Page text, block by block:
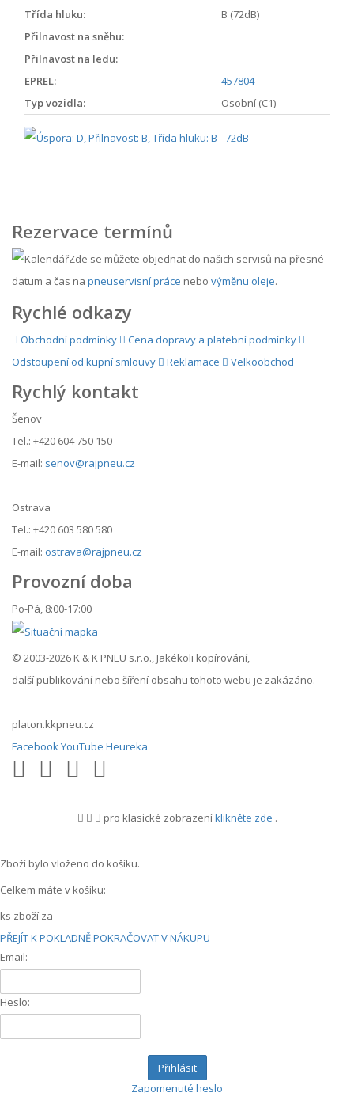
Třída hluku:
B (72dB)
Přilnavost na sněhu:
Přilnavost na ledu:
EPREL:
457804
Typ vozidla:
Osobní (C1)
Rezervace termínů
Zde se můžete objednat do našich servisů na přesné
datum a čas na pneuservisní práce nebo výměnu oleje.
Rychlé odkazy
Obchodní podmínky
Cena dopravy a platební podmínky
Odstoupení od kupní smlouvy
Reklamace Velkoobchod
Rychlý kontakt
Šenov
Tel.: +420 604 750 150
E-mail: senov@rajpneu.cz
Ostrava
Tel.: +420 603 580 580
E-mail: ostrava@rajpneu.cz
Provozní doba
Po-Pá, 8:00-17:00
© 2003-2026 K & K PNEU s.r.o., Jakékoli kopírování,
další publikování nebo šíření obsahu tohoto webu je zakázáno.
platon.kkpneu.cz
FacebookYouTube Heureka
pro klasické zobrazeníklikněte zde .
Zboží bylo vloženo do košíku.
Celkem máte v košíku:
ks zboží za
PŘEJÍT K POKLADNĚPOKRAČOVAT V NÁKUPU
Email:
Heslo:
Přihlásit
Zapomenuté heslo